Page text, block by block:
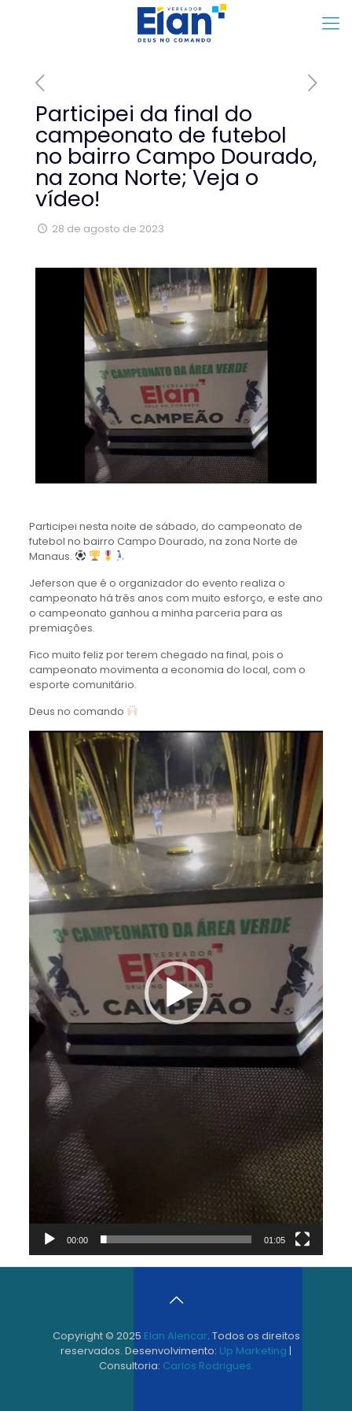
Participei da final do
campeonato de futebol
no bairro Campo Dourado,
na zona Norte; Veja o
vídeo!
28 de agosto de 2023
Participei nesta noite de sábado, do campeonato de
futebol no bairro Campo Dourado, na zona Norte de
Manaus.
Jeferson que é o organizador do evento realiza o
campeonato há três anos com muito esforço, e este ano
o campeonato ganhou a minha parceria para as
premiações.
Fico muito feliz por terem chegado na final, pois o
campeonato movimenta a economia do local, com o
esporte comunitário.
Deus no comando
Tocador
de
vídeo
00:00 01:05
Copyright © 2025 Elan Alencar. Todos os direitos
reservados. Desenvolvimento: Up Marketing |
Consultoria: Carlos Rodrigues.